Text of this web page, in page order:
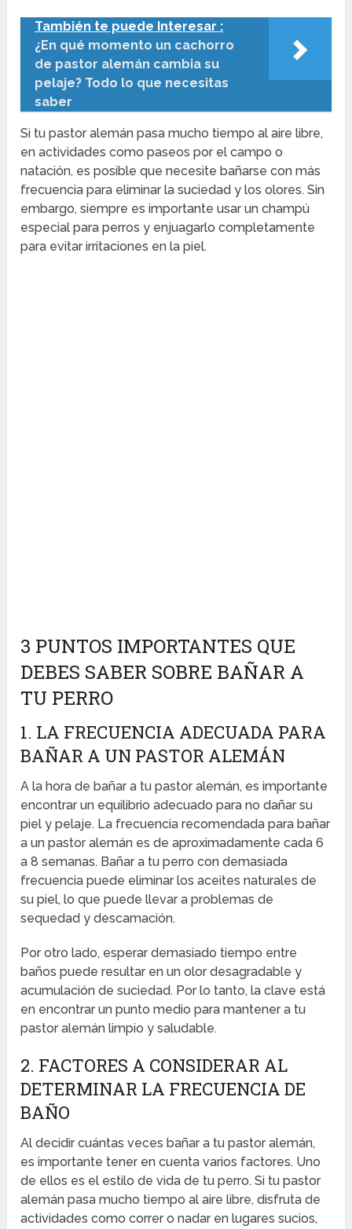
También te puede Interesar :
¿En qué momento un cachorro
de pastor alemán cambia su
pelaje? Todo lo que necesitas
saber
Si tu pastor alemán pasa mucho tiempo al aire libre,
en actividades como paseos por el campo o
natación, es posible que necesite bañarse con más
frecuencia para eliminar la suciedad y los olores. Sin
embargo, siempre es importante usar un champú
especial para perros y enjuagarlo completamente
para evitar irritaciones en la piel.
3 PUNTOS IMPORTANTES QUE
DEBES SABER SOBRE BAÑAR A
TU PERRO
1. LA FRECUENCIA ADECUADA PARA
BAÑAR A UN PASTOR ALEMÁN
A la hora de bañar a tu pastor alemán, es importante
encontrar un equilibrio adecuado para no dañar su
piel y pelaje. La frecuencia recomendada para bañar
a un pastor alemán es de aproximadamente cada 6
a 8 semanas. Bañar a tu perro con demasiada
frecuencia puede eliminar los aceites naturales de
su piel, lo que puede llevar a problemas de
sequedad y descamación.
Por otro lado, esperar demasiado tiempo entre
baños puede resultar en un olor desagradable y
acumulación de suciedad. Por lo tanto, la clave está
en encontrar un punto medio para mantener a tu
pastor alemán limpio y saludable.
2. FACTORES A CONSIDERAR AL
DETERMINAR LA FRECUENCIA DE
BAÑO
Al decidir cuántas veces bañar a tu pastor alemán,
es importante tener en cuenta varios factores. Uno
de ellos es el estilo de vida de tu perro. Si tu pastor
alemán pasa mucho tiempo al aire libre, disfruta de
actividades como correr o nadar en lugares sucios,